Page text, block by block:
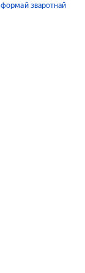
формай зваротнай